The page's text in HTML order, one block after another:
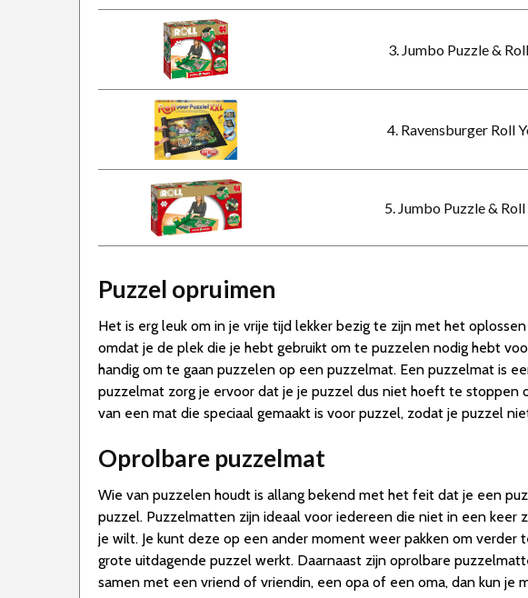
3. Jumbo Puzzle &
4. Ravensburger Roll
5. Jumbo Puzzle &
Puzzel opruimen
Het is erg leuk om in je vrije tijd lekker bezig te zijn met het
omdat je de plek die je hebt gebruikt om te puzzelen nodig hebt
handig om te gaan puzzelen op een puzzelmat. Een puzzelmat is
puzzelmat zorg je ervoor dat je je puzzel dus niet hoeft te
van een mat die speciaal gemaakt is voor puzzel, zodat je puzzel
Oprolbare puzzelmat
Wie van puzzelen houdt is allang bekend met het feit dat je een
puzzel. Puzzelmatten zijn ideaal voor iedereen die niet in een keer
je wilt. Je kunt deze op een ander moment weer pakken om
grote uitdagende puzzel werkt. Daarnaast zijn oprolbare
samen met een vriend of vriendin, een opa of een oma, dan kun